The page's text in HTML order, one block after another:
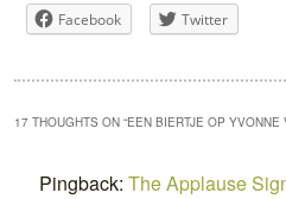
Facebook Twitter
17 THOUGHTS ON “EEN BIERTJE OP YVONNE
Pingback:The Applause